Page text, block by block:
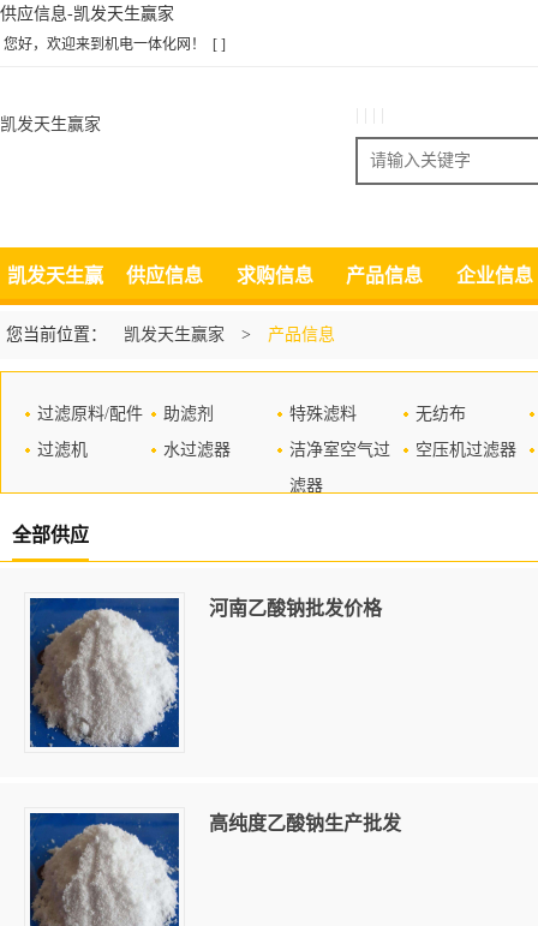
供应信息-凯发天生赢家
您好，欢迎来到机电一体化网！ [ ]
凯发天生赢家
搜索
凯发天生赢
家
供应信息 求购信息 产品信息 企业信息
您当前位置： 凯发天生赢家 > 产品信息
过滤原料/配件 助滤剂 特殊滤料
无纺布
过滤机
水过滤器
洁净室空气过
滤器
空压机过滤器
全部供应
河南乙酸钠批发价格
高纯度乙酸钠生产批发